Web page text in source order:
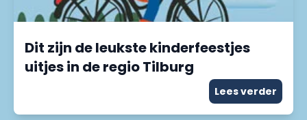
Dit zijn de leukste kinderfeestjes
uitjes in de regio Tilburg
Lees verder